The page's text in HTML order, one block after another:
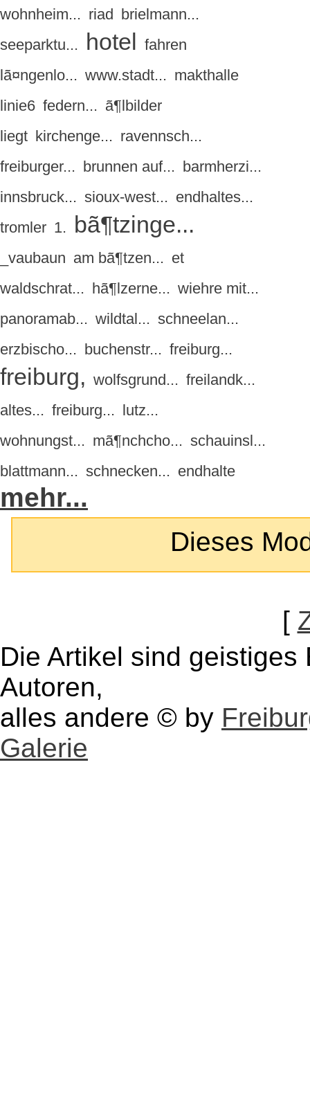
wohnheim... riad brielmann...
seeparktu... hotel fahren
lã¤ngenlo... www.stadt... makthalle
linie6 federn... ã¶lbilder
liegt kirchenge... ravennsch...
freiburger... brunnen auf... barmherzi...
innsbruck... sioux-west... endhaltes...
tromler 1. bã¶tzinge...
_vaubaun am bã¶tzen... et
waldschrat... hã¶lzerne... wiehre mit...
panoramab... wildtal... schneelan...
erzbischo... buchenstr... freiburg...
freiburg, wolfsgrund... freilandk...
altes... freiburg... lutz...
wohnungst... mã¶nchcho... schauinsl...
blattmann... schnecken... endhalte
mehr...
Dieses
[
Die Artikel sind
Autoren,
alles andere © by
Galerie